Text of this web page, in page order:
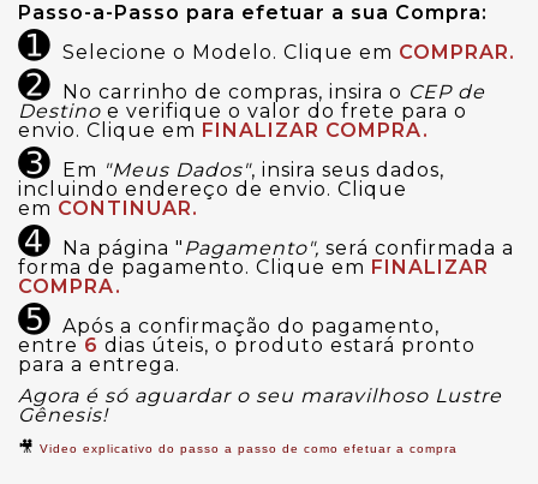
Passo-a-Passo para efetuar a sua Compra:
➊ Selecione o Modelo. Clique em COMPRAR.
➋ No carrinho de compras, insira o CEP de
Destino e verifique o valor do frete para o
envio. Clique em FINALIZAR COMPRA.
➌ Em "Meus Dados", insira seus dados,
incluindo endereço de envio. Clique
em CONTINUAR.
➍ Na página " Pagamento", será confirmada a
forma de pagamento. Clique em FINALIZAR
COMPRA.
➎ Após a confirmação do pagamento,
entre 6 dias úteis, o produto estará pronto
para a entrega.
Agora é só aguardar o seu maravilhoso Lustre
Gênesis!
🎥 Video explicativo do passo a passo de como efetuar a compra